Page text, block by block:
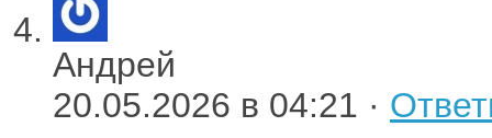
Андрей
20.05.2026 в 04:21 ·